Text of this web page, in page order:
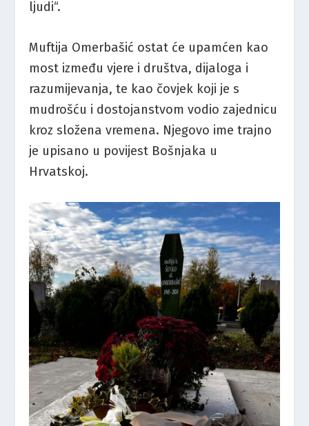
ljudi“.
Muftija Omerbašić ostat će upamćen kao
most između vjere i društva, dijaloga i
razumijevanja, te kao čovjek koji je s
mudrošću i dostojanstvom vodio zajednicu
kroz složena vremena. Njegovo ime trajno
je upisano u povijest Bošnjaka u
Hrvatskoj.